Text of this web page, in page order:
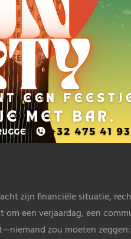
zijn financiële situatie,
een verjaardag, een
zou moeten zeggen: